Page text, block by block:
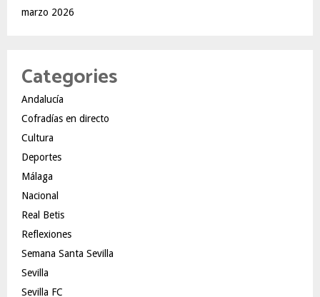
marzo 2026
Categories
Andalucía
Cofradías en directo
Cultura
Deportes
Málaga
Nacional
Real Betis
Reflexiones
Semana Santa Sevilla
Sevilla
Sevilla FC